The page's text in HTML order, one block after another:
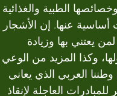
الطبية والغذائية
عنها. إن الأشجار
يعتني بها وزيادة
وكذا المزيد من الوعي
العربي الذي يعاني
للمبادرات العاجلة لإنقاذ